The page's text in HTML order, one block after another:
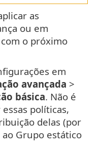
as
ou em
o próximo
em
avançada >
básica. Não é
políticas,
delas (por
Grupo estático